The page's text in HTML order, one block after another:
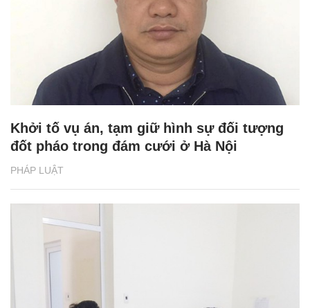
PHÁP LUẬT
Khởi tố vụ án, tạm giữ hình sự đối tượng
đốt pháo trong đám cưới ở Hà Nội